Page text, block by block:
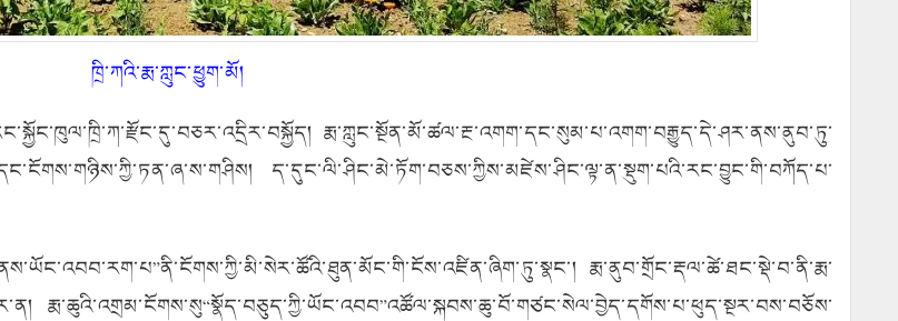
ཁྲི་ཀའི་རྨ་ཀླུང་ཕྱུག་མོ།
རྨ་ཀླུང་སྔོན་མོ་ཚལ་རྔ་འགག་དང་སུམ་པ་འགག་བརྒྱུད་དེ་ཤར་ནས་ནུབ་ཏུ་
ད་དུང་ལི་ཤིང་མེ་ཏོག་བཅས་ཀྱིས་མཛེས་ཤིང་ལྟ་ན་སྡུག་པའི་རང་བྱུང་གི་བཀོད་པ་
རྨ་ནུབ་གྲོང་རྡལ་ཚེ་ཐང་སྡེ་བ་ནི་རྨ་
རྨ་ཆུའི་འགྲམ་ངོགས་སུ“སྣོད་བཅུད་ཀྱི་ཡོང་འབབ”འཚོལ་སྐབས་ཆུ་བོ་གཙང་སེལ་བྱེད་དགོས་པ་ཕུད་སྔར་བས་བཅོས་